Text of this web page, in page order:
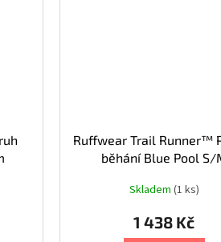
Ruffwear Trail Runner™
běhání Blue Pool S/
Skladem (1 ks)
1 438 Kč